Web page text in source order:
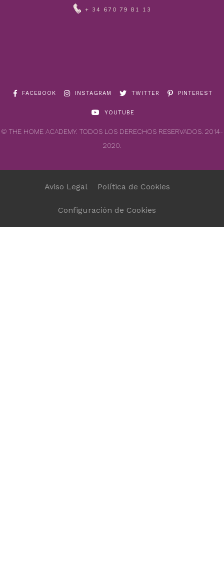
+ 34 670 79 81 13
FACEBOOK INSTAGRAM TWITTER PINTEREST
YOUTUBE
© THE HOME ACADEMY. TODOS LOS DERECHOS RESERVADOS. 2014-
2020.
Aviso Legal Política de Cookies
Configuración de Cookies